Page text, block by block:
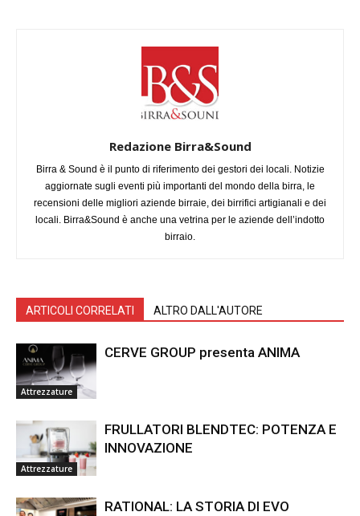
Redazione Birra&Sound
Birra & Sound è il punto di riferimento dei gestori dei locali. Notizie
aggiornate sugli eventi più importanti del mondo della birra, le
recensioni delle migliori aziende birraie, dei birrifici artigianali e dei
locali. Birra&Sound è anche una vetrina per le aziende dell’indotto
birraio.
ARTICOLI CORRELATI ALTRO DALL'AUTORE
Attrezzature
CERVE GROUP presenta ANIMA
Attrezzature
FRULLATORI BLENDTEC: POTENZA E
INNOVAZIONE
RATIONAL: LA STORIA DI EVO